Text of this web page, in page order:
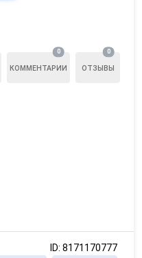
КОММЕНТАРИИ
0
ОТЗЫВЫ
0
ID: 8171170777